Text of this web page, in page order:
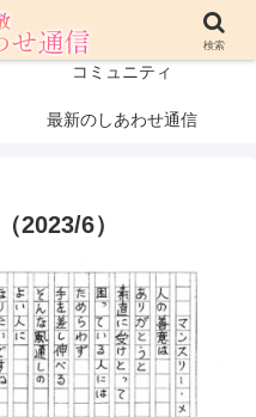
コミュニティ
最新のしあわせ通信
2023/6）
検索